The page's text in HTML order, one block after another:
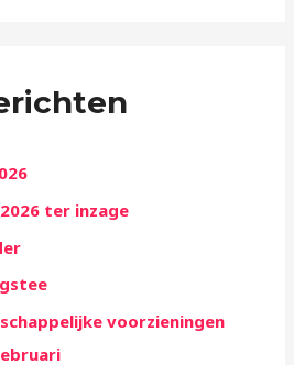
ter inzage
voorzieningen